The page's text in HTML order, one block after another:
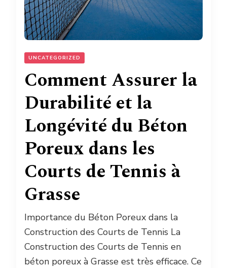
UNCATEGORIZED
Comment Assurer la
Durabilité et la
Longévité du Béton
Poreux dans les
Courts de Tennis à
Grasse
Importance du Béton Poreux dans la
Construction des Courts de Tennis La
Construction des Courts de Tennis en
béton poreux à Grasse est très efficace. Ce